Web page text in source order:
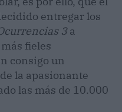
entregar los
3a
fieles
consigo un
la apasionante
las más de 10.000